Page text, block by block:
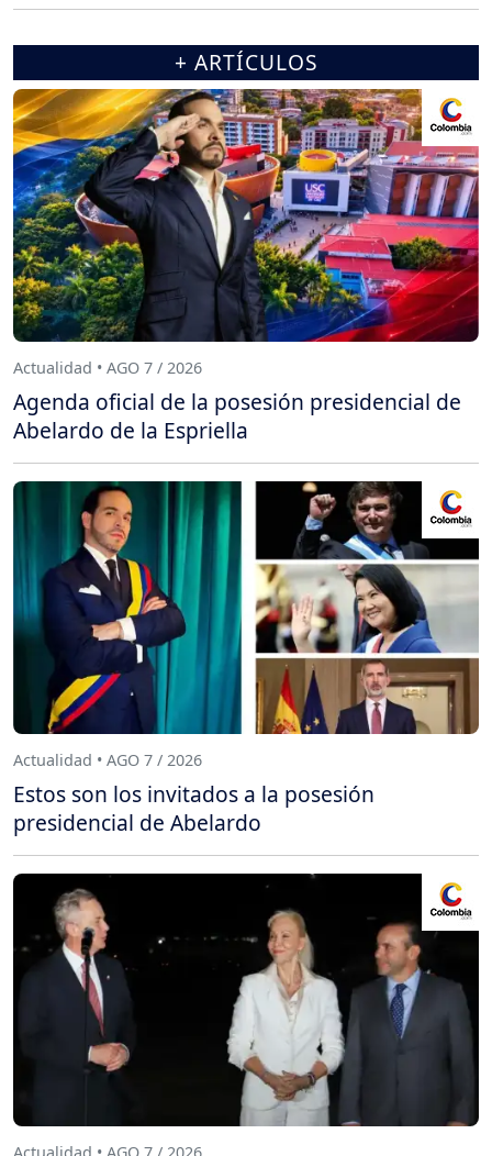
+ ARTÍCULOS
Actualidad • AGO 7 / 2026
Agenda oficial de la posesión presidencial de
Abelardo de la Espriella
Actualidad • AGO 7 / 2026
Estos son los invitados a la posesión
presidencial de Abelardo
Actualidad • AGO 7 / 2026